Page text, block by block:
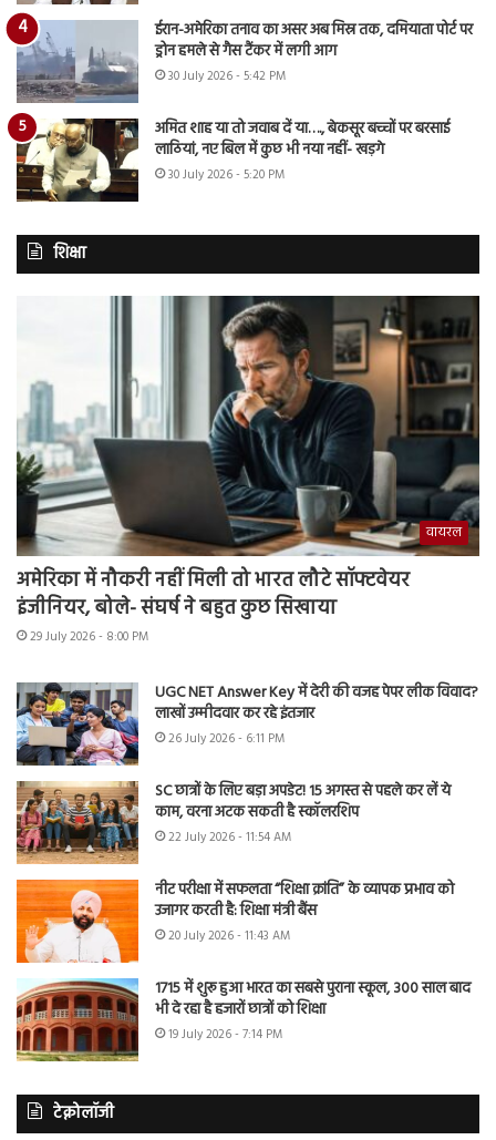
ईरान-अमेरिका तनाव का असर अब मिस्र तक, दमियाता पोर्ट पर
ड्रोन हमले से गैस टैंकर में लगी आग
30 July 2026 - 5:42 PM
अमित शाह या तो जवाब दें या…., बेकसूर बच्चों पर बरसाई
लाठियां, नए बिल में कुछ भी नया नहीं- खड़गे
30 July 2026 - 5:20 PM
शिक्षा
वायरल
अमेरिका में नौकरी नहीं मिली तो भारत लौटे सॉफ्टवेयर
इंजीनियर, बोले- संघर्ष ने बहुत कुछ सिखाया
29 July 2026 - 8:00 PM
UGC NET Answer Key में देरी की वजह पेपर लीक विवाद?
लाखों उम्मीदवार कर रहे इंतजार
26 July 2026 - 6:11 PM
SC छात्रों के लिए बड़ा अपडेट! 15 अगस्त से पहले कर लें ये
काम, वरना अटक सकती है स्कॉलरशिप
22 July 2026 - 11:54 AM
नीट परीक्षा में सफलता “शिक्षा क्रांति” के व्यापक प्रभाव को
उजागर करती है: शिक्षा मंत्री बैंस
20 July 2026 - 11:43 AM
1715 में शुरू हुआ भारत का सबसे पुराना स्कूल, 300 साल बाद
भी दे रहा है हजारों छात्रों को शिक्षा
19 July 2026 - 7:14 PM
टेक्नोलॉजी